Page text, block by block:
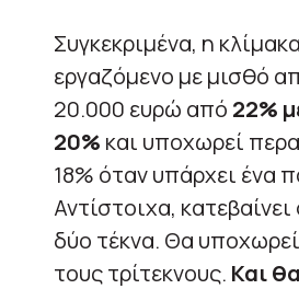
Συγκεκριμένα, η
εργαζόμενο με μισθό
20.000 ευρώ από 22%
20% και υποχωρεί
18% όταν υπάρχει ένα
Αντίστοιχα,
δύο τέκνα. Θα
τους τρίτεκνους. Και